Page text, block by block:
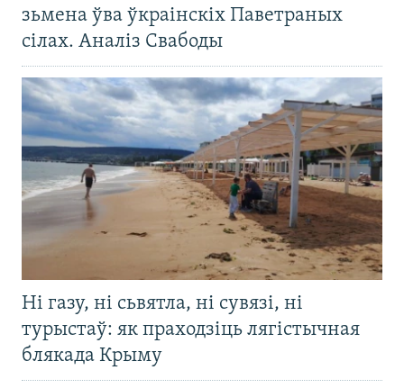
зьмена ўва ўкраінскіх Паветраных
сілах. Аналіз Свабоды
Ні газу, ні сьвятла, ні сувязі, ні
турыстаў: як праходзіць лягістычная
блякада Крыму